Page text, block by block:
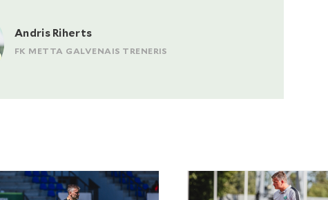
Andris Riherts
FK METTA GALVENAIS TRENERIS